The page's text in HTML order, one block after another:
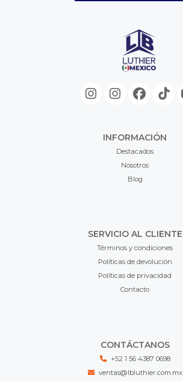
INFORMACIÓN
Destacados
Nosotros
Blog
SERVICIO AL CLIENTE
Términos y condiciones
Políticas de devolución
Políticas de privacidad
Contacto
CONTÁCTANOS
+52 1 56 4387 0698
ventas@lbluthier.com.mx